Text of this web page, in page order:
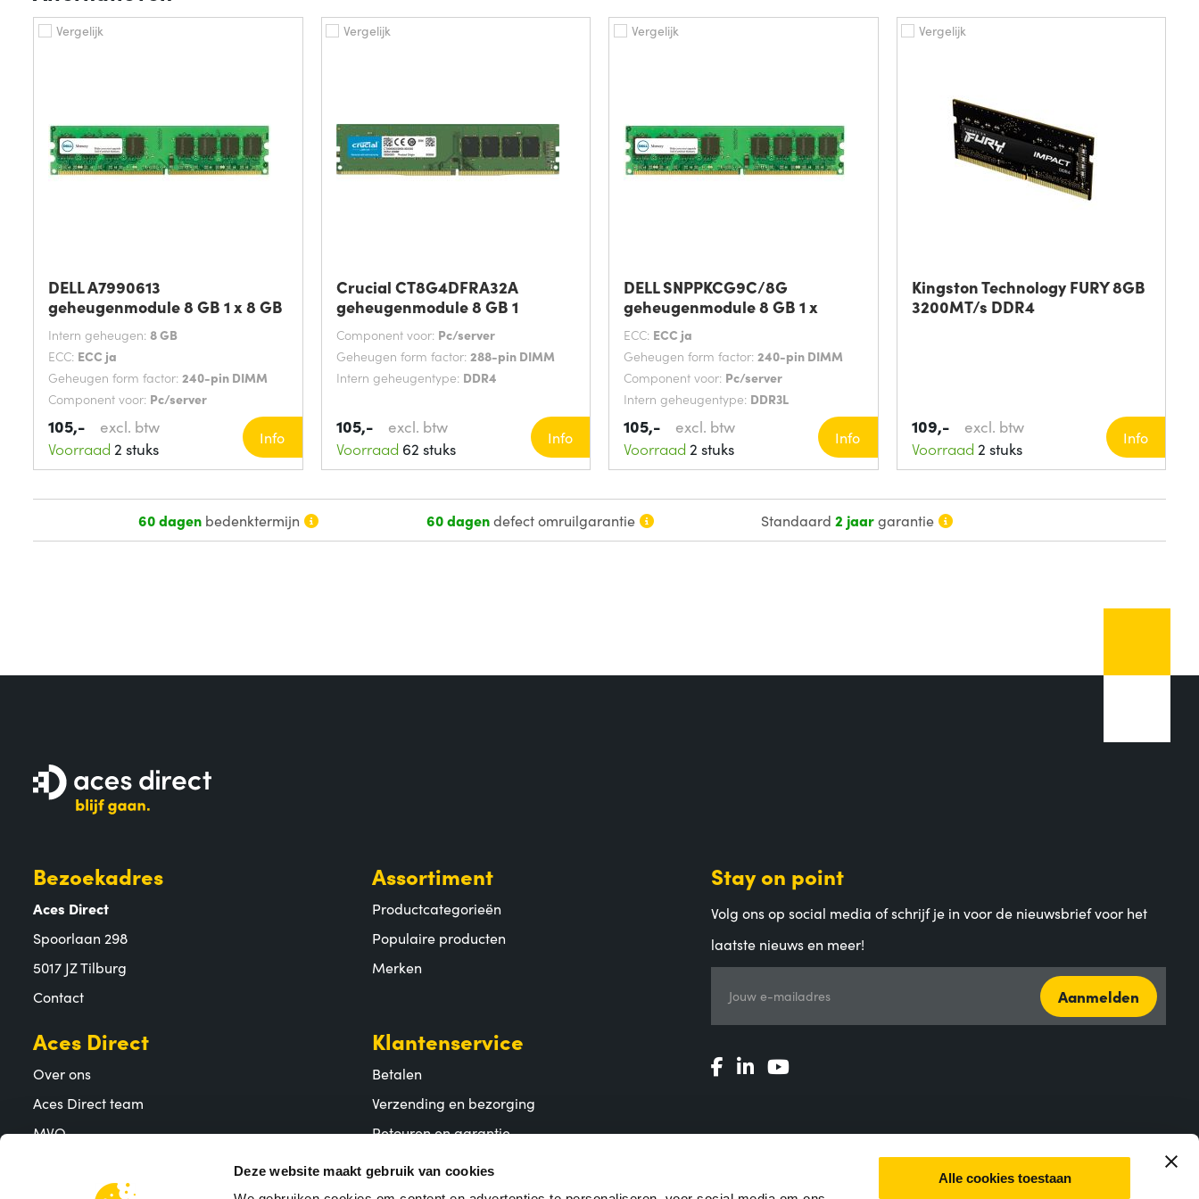
Deze website maakt gebruik van cookies
Alle cookies toestaan
Vergelijk
DELL A7990613
geheugenmodule 8 GB 1 x 8 GB
Intern geheugen: 8 GB
ECC: ECC ja
Geheugen form factor: 240-pin DIMM
Component voor: Pc/server
105,-
excl. btw
Voorraad 2 stuks
Info
Vergelijk
Crucial CT8G4DFRA32A
geheugenmodule 8 GB 1
Component voor: Pc/server
Geheugen form factor: 288-pin DIMM
Intern geheugentype: DDR4
105,-
excl. btw
Voorraad 62 stuks
Info
Vergelijk
DELL SNPPKCG9C/8G
geheugenmodule 8 GB 1 x
ECC: ECC ja
Geheugen form factor: 240-pin DIMM
Component voor: Pc/server
Intern geheugentype: DDR3L
105,-
excl. btw
Voorraad 2 stuks
Info
Vergelijk
Kingston Technology FURY 8GB
3200MT/s DDR4
109,-
excl. btw
Voorraad 2 stuks
Info
60 dagenbedenktermijn 60 dagendefect omruilgarantie Standaard2 jaargarantie
Bezoekadres
Aces Direct
Spoorlaan 298
5017 JZ Tilburg
Contact
Assortiment
Productcategorieën
Populaire producten
Merken
Aces Direct
Over ons
Aces Direct team
MVO
Klantenservice
Betalen
Verzending en bezorging
Retouren en garantie
Veelgestelde vragen
Stay on point
Volg ons op social media of schrijf je in voor de nieuwsbrief voor het
laatste nieuws en meer!
Jouw e-mailadres Aanmelden